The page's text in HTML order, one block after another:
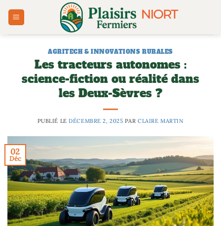
AGRITECH & INNOVATIONS RURALES
Les tracteurs autonomes :
science-fiction ou réalité dans
les Deux-Sèvres ?
PUBLIÉ LEDÉCEMBRE 2, 2025 PARCLAIRE MARTIN
02
Déc